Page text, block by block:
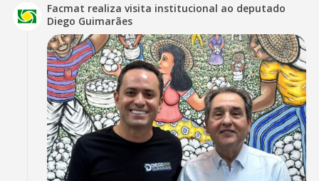
Facmat realiza visita institucional ao deputado
Diego Guimarães